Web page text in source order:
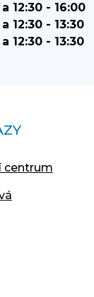
12:30 - 16:00
12:30 - 13:30
12:30 - 13:30
centrum